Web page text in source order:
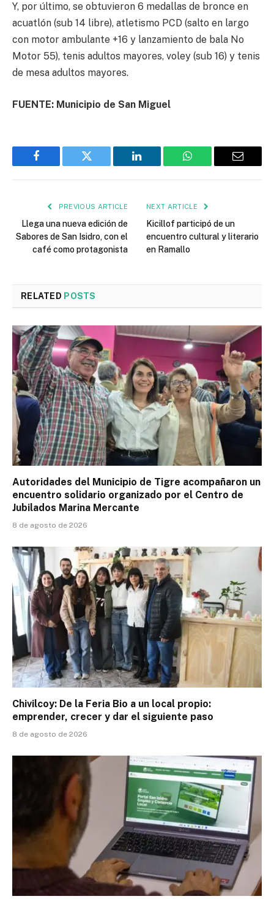
Y, por último, se obtuvieron 6 medallas de bronce en
acuatlón (sub 14 libre), atletismo PCD (salto en largo
con motor ambulante +16 y lanzamiento de bala No
Motor 55), tenis adultos mayores, voley (sub 16) y tenis
de mesa adultos mayores.
FUENTE: Municipio de San Miguel
Facebook Twitter LinkedIn WhatsApp Email
PREVIOUS ARTICLE
Llega una nueva edición de
Sabores de San Isidro, con el
café como protagonista
NEXT ARTICLE
Kicillof participó de un
encuentro cultural y literario
en Ramallo
RELATED POSTS
Autoridades del Municipio de Tigre acompañaron un
encuentro solidario organizado por el Centro de
Jubilados Marina Mercante
8 de agosto de 2026
Chivilcoy: De la Feria Bio a un local propio:
emprender, crecer y dar el siguiente paso
8 de agosto de 2026